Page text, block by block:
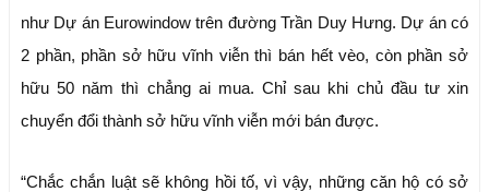
như Dự án Eurowindow trên đường Trần Duy Hưng. Dự án có
2 phần, phần sở hữu vĩnh viễn thì bán hết vèo, còn phần sở
hữu 50 năm thì chẳng ai mua. Chỉ sau khi chủ đầu tư xin
chuyển đổi thành sở hữu vĩnh viễn mới bán được.
“Chắc chắn luật sẽ không hồi tố, vì vậy, những căn hộ có sở